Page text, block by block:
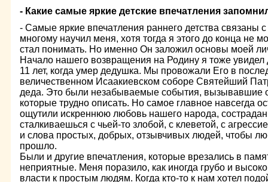
- Какие самые яркие детские впечатления
- Самые яркие впечатления раннего детства связаны
многому научил меня, хотя тогда я этого до конца не
стал понимать. Но именно Он заложил основы моей
Начало нашего возвращения на Родину я тоже
11 лет, когда умер дедушка. Мы провожали Его в
величественном Исаакиевском соборе Святейший
деда. Это были незабываемые события, вызывавшие
которые трудно описать. Но самое главное навсегда
ощутили искреннюю любовь нашего народа,
сталкиваешься с чьей-то злобой, с клеветой, с
и слова простых, добрых, отзывчивых людей, чтобы
прошло.
Были и другие впечатления, которые врезались в
неприятные. Меня поразило, как иногда грубо и
власти к простым людям. Когда кто-то к нам хотел